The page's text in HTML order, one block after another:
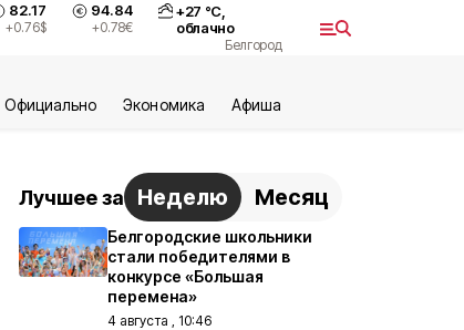
82.17
+0.76$
94.84
+0.78€
+27 °С,
облачно
Белгород
Официально Экономика Aфиша
Лучшее за Неделю Месяц
Белгородские школьники
стали победителями в
конкурсе «Большая
перемена»
4 августа , 10:46